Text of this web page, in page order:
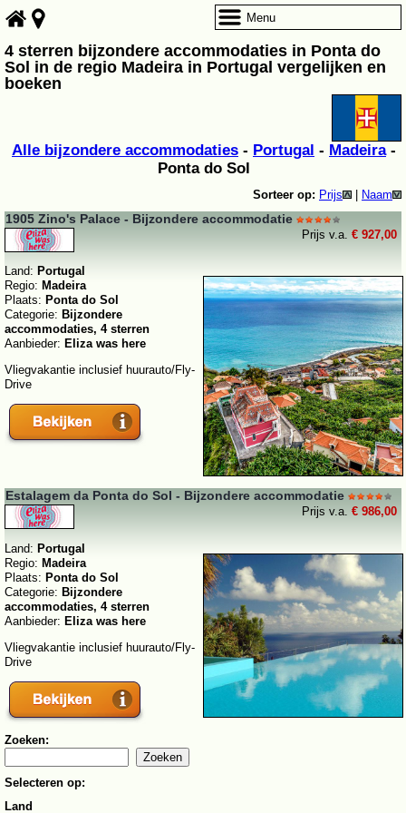
4 sterren bijzondere accommodaties in Ponta do
Sol in de regio Madeira in Portugal vergelijken en
boeken
Alle bijzondere accommodaties - Portugal - Madeira-
Ponta do Sol
Sorteer op: Prijs Naam
1905 Zino's Palace - Bijzondere accommodatie
Prijs v.a. € 927,00
Land: Portugal
Regio: Madeira
Plaats: Ponta do Sol
Categorie: Bijzondere
accommodaties, 4 sterren
Aanbieder: Eliza was here
Vliegvakantie inclusief huurauto/Fly-
Drive
Estalagem da Ponta do Sol - Bijzondere accommodatie
Prijs v.a. € 986,00
Land: Portugal
Regio: Madeira
Plaats: Ponta do Sol
Categorie: Bijzondere
accommodaties, 4 sterren
Aanbieder: Eliza was here
Vliegvakantie inclusief huurauto/Fly-
Drive
Zoeken:
Selecteren op:
Land
Menu